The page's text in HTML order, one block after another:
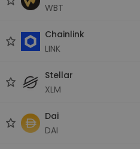
WBT
Chainlink
LINK
Stellar
XLM
Dai
DAI